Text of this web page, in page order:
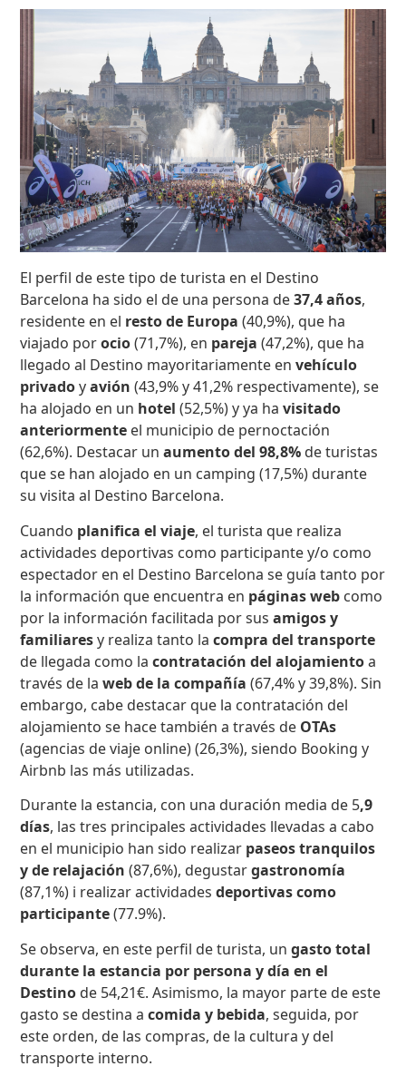
El perfil de este tipo de turista en el Destino
Barcelona ha sido el de una persona de37,4 años,
residente en el resto de Europa (40,9%), que ha
viajado porocio(71,7%), en pareja (47,2%), que ha
llegado al Destino mayoritariamente envehículo
privadoyavión (43,9% y 41,2% respectivamente), se
ha alojado en un hotel(52,5%) y ya havisitado
anteriormente el municipio de pernoctación
(62,6%). Destacar unaumento del 98,8% de turistas
que se han alojado en un camping (17,5%) durante
su visita al Destino Barcelona.
Cuando planifica el viaje, el turista que realiza
actividades deportivas como participante y/o como
espectador en el Destino Barcelona se guía tanto por
la información que encuentra en páginas web como
por la información facilitada por susamigos y
familiaresy realiza tanto lacompra del transporte
de llegada como lacontratación del alojamientoa
través de laweb de la compañía (67,4% y 39,8%). Sin
embargo, cabe destacar que la contratación del
alojamiento se hace también a través de OTAs
(agencias de viaje online) (26,3%), siendo Booking y
Airbnb las más utilizadas.
Durante la estancia, con una duración media de 5,9
días, las tres principales actividades llevadas a cabo
en el municipio han sido realizar paseos tranquilos
y de relajación(87,6%), degustargastronomía
(87,1%) i realizar actividadesdeportivas como
participante(77.9%).
Se observa, en este perfil de turista, ungasto total
durante la estancia por persona y día en el
Destino de 54,21€. Asimismo, la mayor parte de este
gasto se destina acomida y bebida, seguida, por
este orden, de las compras, de la cultura y del
transporte interno.